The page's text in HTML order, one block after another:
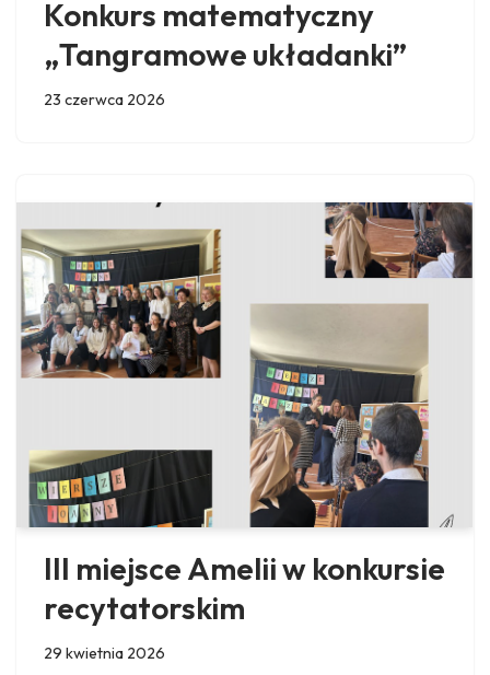
Konkurs matematyczny
„Tangramowe układanki”
23 czerwca 2026
III miejsce Amelii w konkursie
recytatorskim
29 kwietnia 2026